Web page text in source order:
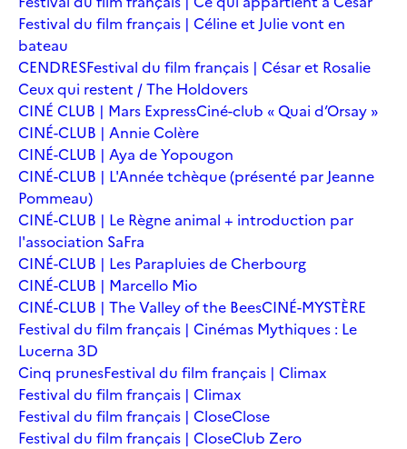
Festival du film français | Céline et Julie vont en
bateau
CENDRESFestival du film français | César et Rosalie
Ceux qui restent / The Holdovers
CINÉ CLUB | Mars ExpressCiné-club « Quai d’Orsay »
CINÉ-CLUB | Annie Colère
CINÉ-CLUB | Aya de Yopougon
CINÉ-CLUB | L'Année tchèque (présenté par Jeanne
Pommeau)
CINÉ-CLUB | Le Règne animal + introduction par
l'association SaFra
CINÉ-CLUB | Les Parapluies de Cherbourg
CINÉ-CLUB | Marcello Mio
CINÉ-CLUB | The Valley of the BeesCINÉ-MYSTÈRE
Festival du film français | Cinémas Mythiques : Le
Lucerna 3D
Cinq prunesFestival du film français | Climax
Festival du film français | Climax
Festival du film français | CloseClose
Festival du film français | CloseClub Zero